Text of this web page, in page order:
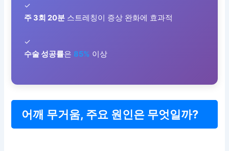
✓
주 3회 20분 스트레칭이 증상 완화에 효과적
✓
수술 성공률은 85% 이상
어깨 무거움, 주요 원인은 무엇일까?